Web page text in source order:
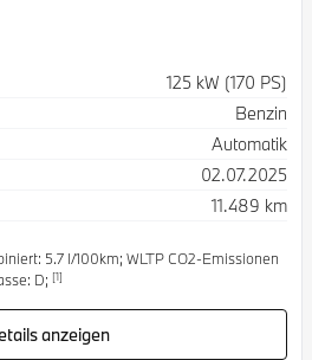
125 kW (170 PS)
Benzin
Automatik
02.07.2025
11.489 km
5.7 l/100km; WLTP CO2-Emissionen
D; [1]
anzeigen